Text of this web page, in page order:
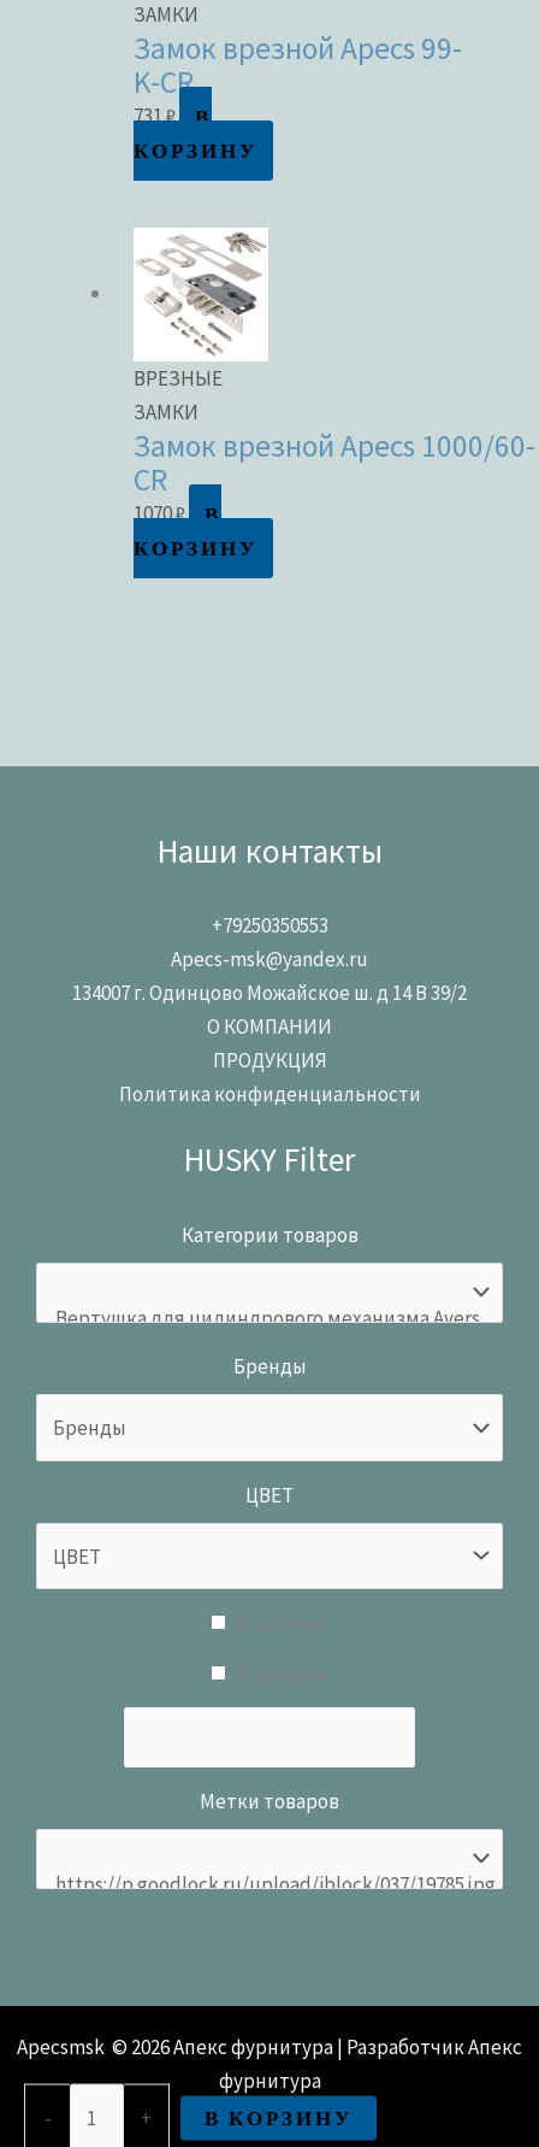
ЗАМКИ
Замок врезной Apecs 99-
K-CR
731₽
В
КОРЗИНУ
ВРЕЗНЫЕ
ЗАМКИ
Замок врезной Apecs 1000/60-
CR
1070₽
В
КОРЗИНУ
Наши контакты
+79250350553
Apecs-msk@yandex.ru
134007 г. Одинцово Можайское ш. д 14 В 39/2
О КОМПАНИИ
ПРОДУКЦИЯ
Политика конфиденциальности
HUSKY Filter
Категории товаров
Бренды
ЦВЕТ
Метки товаров
Apecsmsk © 2026 Апекс фурнитура | Разработчик Апекс
фурнитура
-
+ В КОРЗИНУ